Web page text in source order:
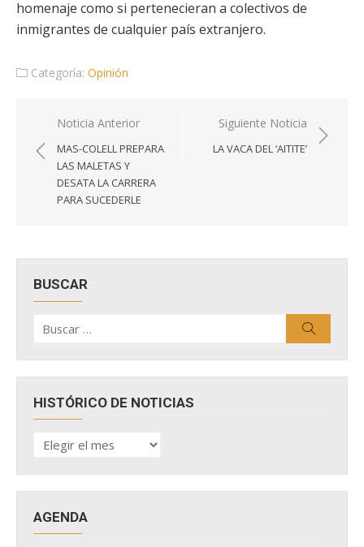
homenaje como si pertenecieran a colectivos de
inmigrantes de cualquier país extranjero.
Categoría: Opinión
Navegación
de
entradas
Noticia Anterior
MAS-COLELL PREPARA
LAS MALETAS Y
DESATA LA CARRERA
PARA SUCEDERLE
Siguiente Noticia
LA VACA DEL ‘AITITE’
BUSCAR
por:
HISTÓRICO DE NOTICIAS
HISTÓRICO
DE
AGENDA